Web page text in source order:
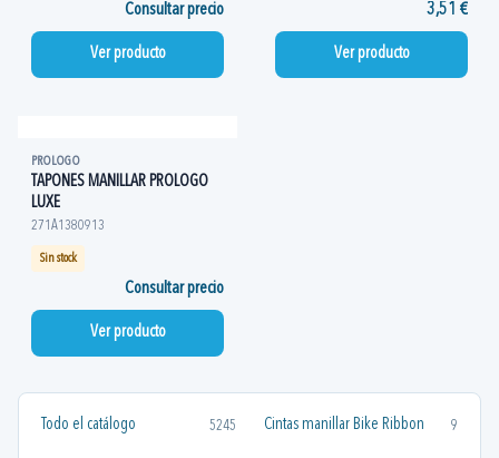
Todo el catálogo 5245 Cintas manillar Bike Ribbon 9
Consultar precio
Ver producto
3,51 €
Ver producto
PROLOGO
TAPONES MANILLAR PROLOGO
LUXE
271A1380913
Sin stock
Consultar precio
Ver producto